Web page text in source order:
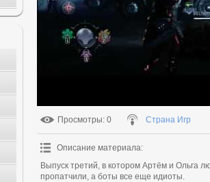
Просмотры: 0 Страна Игр
Описание материала:
Выпуск третий, в котором Артём и Ольга
пропатчили, а боты все еще идиоты.